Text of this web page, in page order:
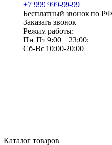
+7 999 999-99-99
Бесплатный звонок по РФ
Заказать звонок
Режим работы:
Пн-Пт 9:00—23:00;
Сб-Вс 10:00-20:00
Каталог товаров